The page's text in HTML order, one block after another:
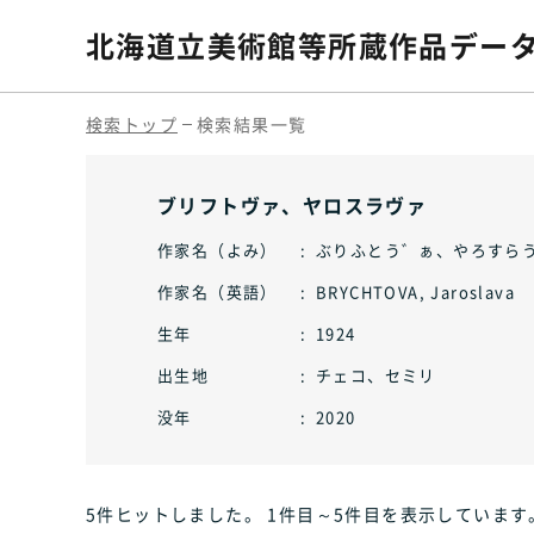
北海道立美術館等所蔵作品デー
検索トップ 検索結果一覧
ブリフトヴァ、ヤロスラヴァ
作家名（よみ）
ぶりふとう゛ぁ、やろすら
作家名（英語）
BRYCHTOVA, Jaroslava
生年
1924
出生地
チェコ、セミリ
没年
2020
5件ヒット しました。 1件目～5件目 を表示しています。